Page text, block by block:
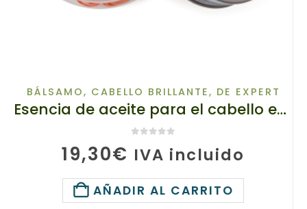
BÁLSAMO, CABELLO BRILLANTE, DE EXPERT
Esencia de aceite para el cabello en cápsulas, 20155 TianDe, 20 uds x 1 g, Efecto laminación
19,30€ IVA incluido
AÑADIR AL CARRITO